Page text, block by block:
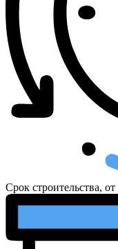
Срок строительства, от